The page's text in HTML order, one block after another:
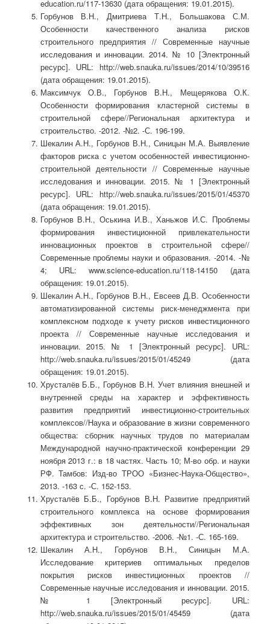
education.ru/117-13630 (дата обращения: 19.01.2015).
Горбунов В.Н., Дмитриева Т.Н., Большакова С.М.
Особенности качественного анализа рисков
строительного предприятия // Современные научные
исследования и инновации. 2014. № 10 [Электронный
ресурс]. URL: http://web.snauka.ru/issues/2014/10/39516
(дата обращения: 19.01.2015).
Максимчук О.В., Горбунов В.Н., Мещерякова О.К.
Особенности формирования кластерной системы в
строительной сфере//Региональная архитектура и
строительство. -2012. -№2. -С. 196-199.
Шекалин А.Н., Горбунов В.Н., Синицын М.А. Выявление
факторов риска с учетом особенностей инвестиционно-
строительной деятельности // Современные научные
исследования и инновации. 2015. № 1 [Электронный
ресурс]. URL: http://web.snauka.ru/issues/2015/01/45370
(дата обращения: 19.01.2015).
Горбунов В.Н., Оськина И.В., Ханьжов И.С. Проблемы
формирования инвестиционной привлекательности
инновационных проектов в строительной сфере//
Современные проблемы науки и образования. -2014. -№
4; URL: www.science-education.ru/118-14150 (дата
обращения: 19.01.2015).
Шекалин А.Н., Горбунов В.Н., Евсеев Д.В. Особенности
автоматизированной системы риск-менеджмента при
комплексном подходе к учету рисков инвестиционного
проекта // Современные научные исследования и
инновации. 2015. № 1 [Электронный ресурс]. URL:
http://web.snauka.ru/issues/2015/01/45249 (дата
обращения: 19.01.2015).
Хрусталёв Б.Б., Горбунов В.Н. Учет влияния внешней и
внутренней среды на характер и эффективность
развития предприятий инвестиционно-строительных
комплексов//Наука и образование в жизни современного
общества: сборник научных трудов по материалам
Международной научно-практической конференции 29
ноября 2013 г.: в 18 частях. Часть 10; М-во обр. и науки
РФ. Тамбов: Изд-во ТРОО «Бизнес-Наука-Общество»,
2013. -163 с. -С. 152-153.
Хрусталёв Б.Б., Горбунов В.Н. Развитие предприятий
строительного комплекса на основе формирования
эффективных зон деятельности//Региональная
архитектура и строительство. -2006. -№1. -С. 165-169.
Шекалин А.Н., Горбунов В.Н., Синицын М.А.
Исследование критериев оптимальных пределов
покрытия рисков инвестиционных проектов //
Современные научные исследования и инновации. 2015.
№ 1 [Электронный ресурс]. URL:
http://web.snauka.ru/issues/2015/01/45459 (дата